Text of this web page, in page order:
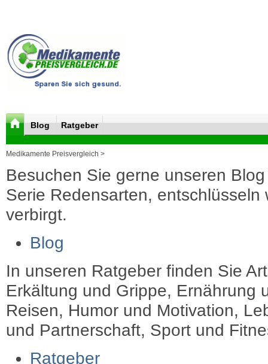
Blog Ratgeber
Medikamente Preisvergleich >
Besuchen Sie gerne unseren
Serie Redensarten, entschlüsseln
verbirgt.
Blog
In unseren Ratgeber finden Sie
Erkältung und Grippe, Ernährung
Reisen, Humor und Motivation,
und Partnerschaft, Sport und
Ratgeber